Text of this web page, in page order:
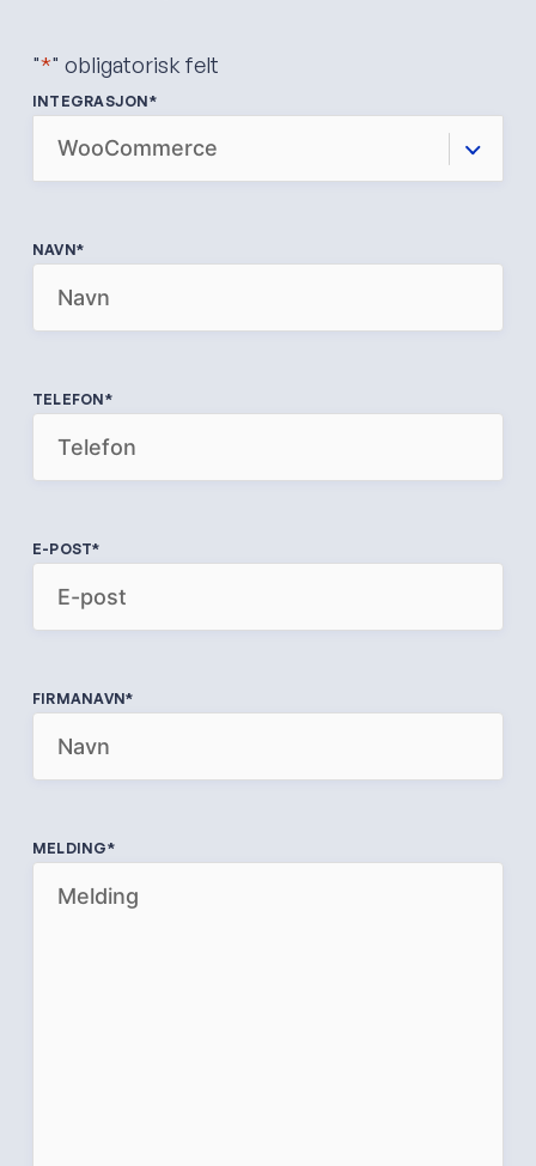
"*" obligatorisk felt
INTEGRASJON*
NAVN*
TELEFON*
E-POST*
FIRMANAVN*
MELDING*